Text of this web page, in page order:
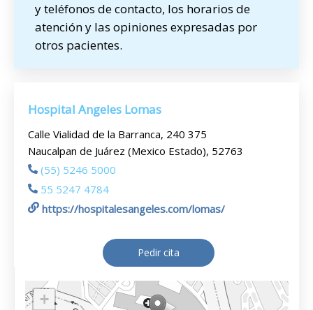
y teléfonos de contacto, los horarios de
atención y las opiniones expresadas por
otros pacientes.
Hospital Angeles Lomas
Calle Vialidad de la Barranca, 240 375
Naucalpan de Juárez (Mexico Estado), 52763
(55) 5246 5000
55 5247 4784
https://hospitalesangeles.com/lomas/
Pedir cita
+